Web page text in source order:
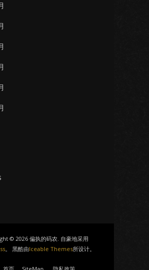
© 2026 偏执的码农. 自豪地采用
。 黑酷由Iceable Themes所设计。